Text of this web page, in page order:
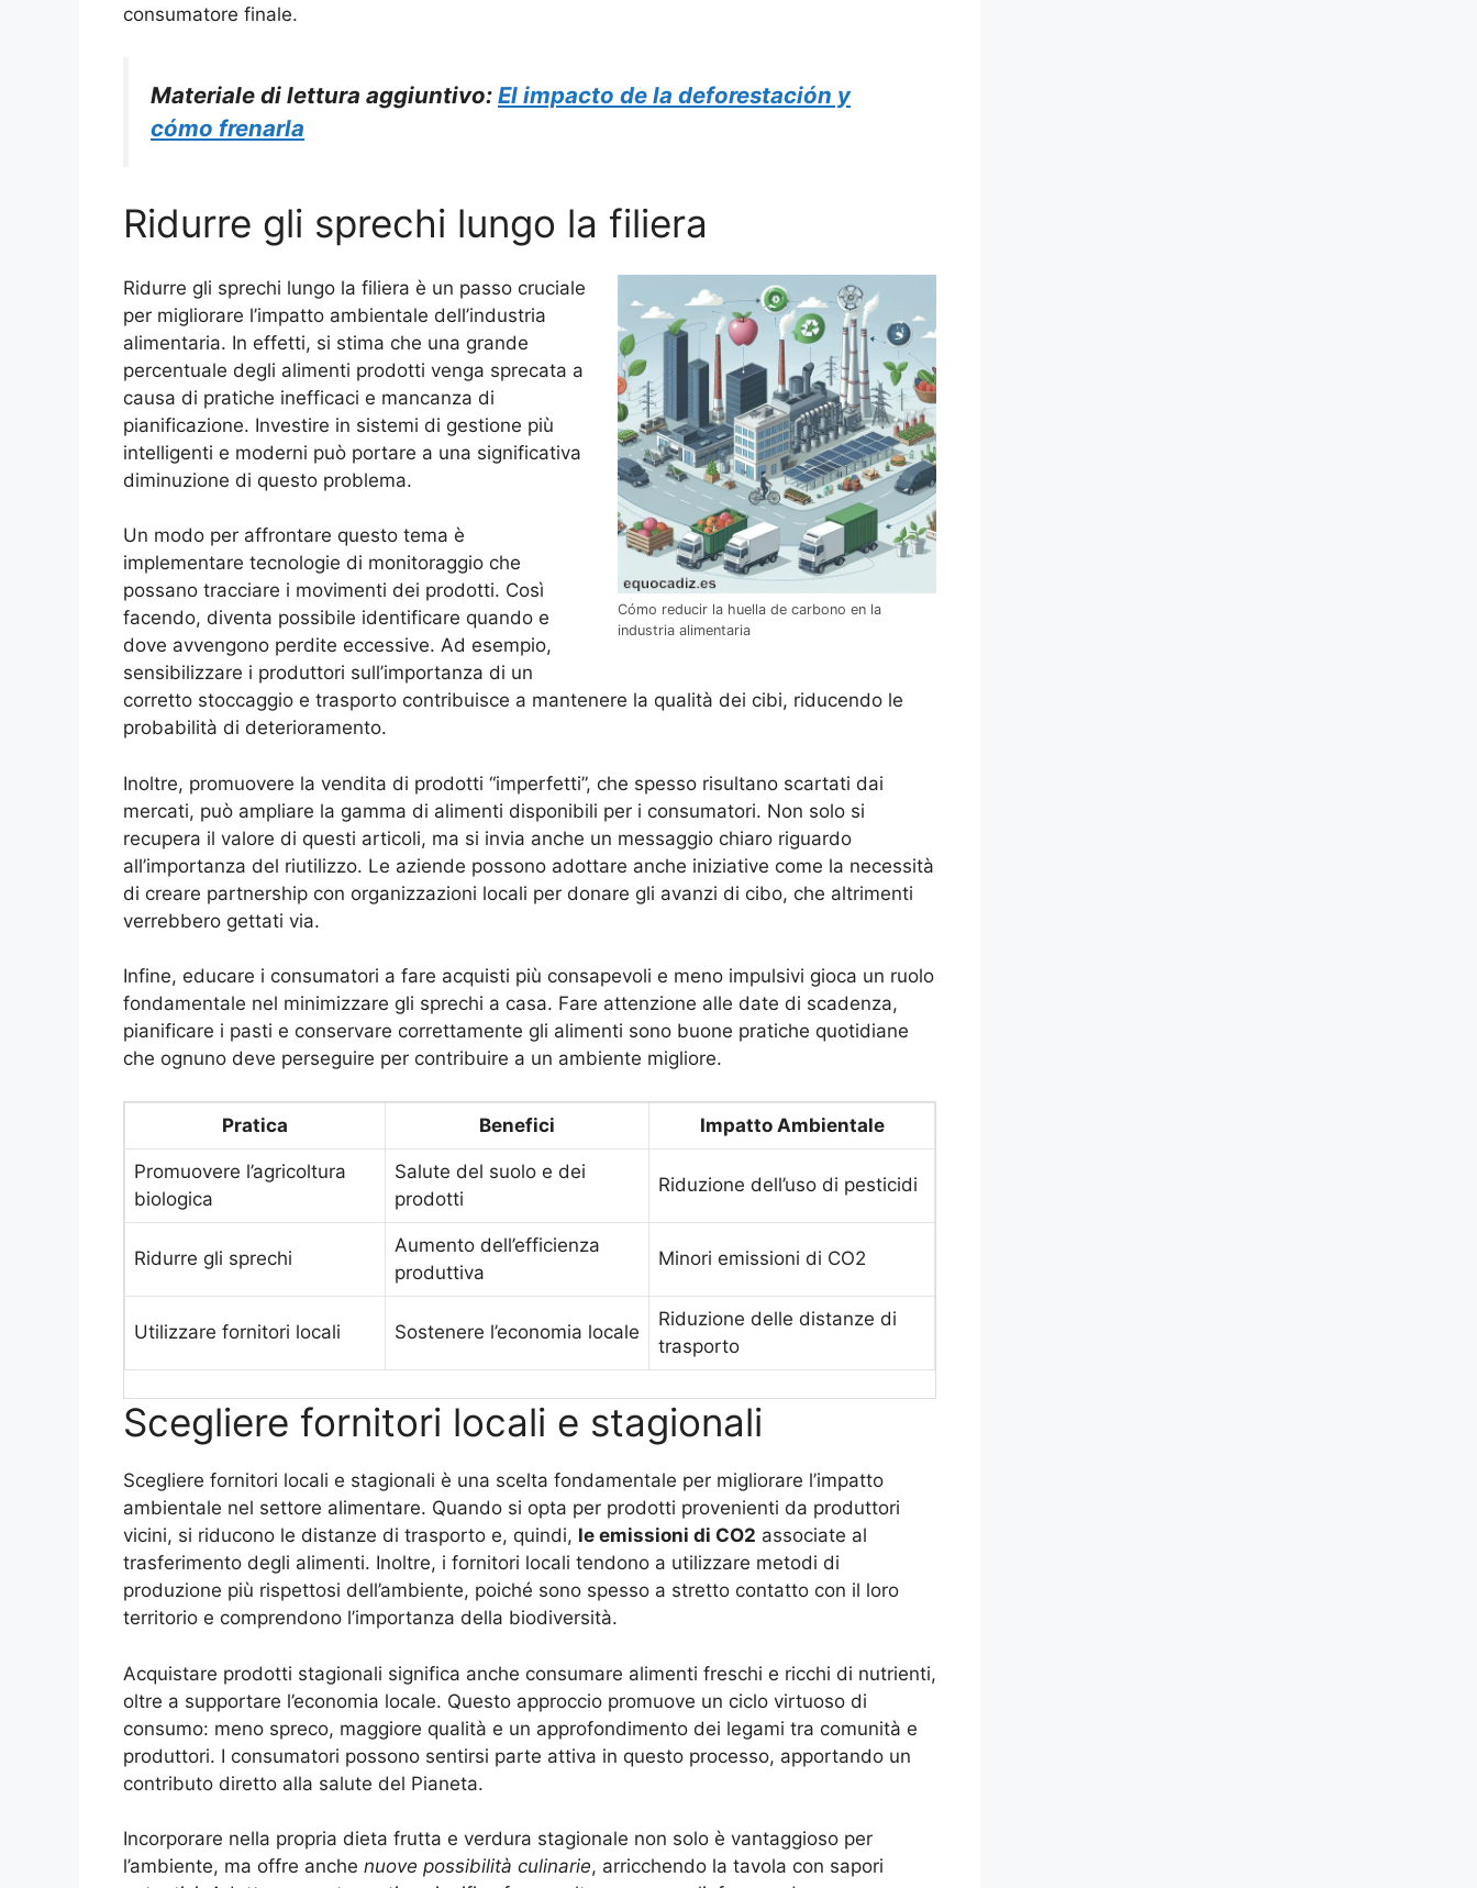
consumatore finale.
Materiale di lettura aggiuntivo: El impacto de la deforestación y
cómo frenarla
Ridurre gli sprechi lungo la filiera
Cómo reducir la huella de carbono en la
industria alimentaria
Ridurre gli sprechi lungo la filiera è un passo cruciale
per migliorare l’impatto ambientale dell’industria
alimentaria. In effetti, si stima che una grande
percentuale degli alimenti prodotti venga sprecata a
causa di pratiche inefficaci e mancanza di
pianificazione. Investire in sistemi di gestione più
intelligenti e moderni può portare a una significativa
diminuzione di questo problema.
Un modo per affrontare questo tema è
implementare tecnologie di monitoraggio che
possano tracciare i movimenti dei prodotti. Così
facendo, diventa possibile identificare quando e
dove avvengono perdite eccessive. Ad esempio,
sensibilizzare i produttori sull’importanza di un
corretto stoccaggio e trasporto contribuisce a mantenere la qualità dei cibi, riducendo le
probabilità di deterioramento.
Inoltre, promuovere la vendita di prodotti “imperfetti”, che spesso risultano scartati dai
mercati, può ampliare la gamma di alimenti disponibili per i consumatori. Non solo si
recupera il valore di questi articoli, ma si invia anche un messaggio chiaro riguardo
all’importanza del riutilizzo. Le aziende possono adottare anche iniziative come la necessità
di creare partnership con organizzazioni locali per donare gli avanzi di cibo, che altrimenti
verrebbero gettati via.
Infine, educare i consumatori a fare acquisti più consapevoli e meno impulsivi gioca un ruolo
fondamentale nel minimizzare gli sprechi a casa. Fare attenzione alle date di scadenza,
pianificare i pasti e conservare correttamente gli alimenti sono buone pratiche quotidiane
che ognuno deve perseguire per contribuire a un ambiente migliore.
Pratica Benefici Impatto Ambientale
Promuovere l’agricoltura
biologica
Salute del suolo e dei
prodotti
Riduzione dell’uso di pesticidi
Ridurre gli sprechi
Aumento dell’efficienza
produttiva
Minori emissioni di CO2
Utilizzare fornitori locali Sostenere l’economia locale
Riduzione delle distanze di
trasporto
Scegliere fornitori locali e stagionali
Scegliere fornitori locali e stagionali è una scelta fondamentale per migliorare l’impatto
ambientale nel settore alimentare. Quando si opta per prodotti provenienti da produttori
vicini, si riducono le distanze di trasporto e, quindi, le emissioni di CO2 associate al
trasferimento degli alimenti. Inoltre, i fornitori locali tendono a utilizzare metodi di
produzione più rispettosi dell’ambiente, poiché sono spesso a stretto contatto con il loro
territorio e comprendono l’importanza della biodiversità.
Acquistare prodotti stagionali significa anche consumare alimenti freschi e ricchi di nutrienti,
oltre a supportare l’economia locale. Questo approccio promuove un ciclo virtuoso di
consumo: meno spreco, maggiore qualità e un approfondimento dei legami tra comunità e
produttori. I consumatori possono sentirsi parte attiva in questo processo, apportando un
contributo diretto alla salute del Pianeta.
Incorporare nella propria dieta frutta e verdura stagionale non solo è vantaggioso per
l’ambiente, ma offre anche nuove possibilità culinarie, arricchendo la tavola con sapori